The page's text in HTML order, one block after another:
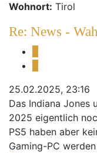
Wohnort: Tirol
Re: News -
25.02.2025, 23:16
Das Indiana Jones
2025 eigentlich
PS5 haben aber
Gaming-PC